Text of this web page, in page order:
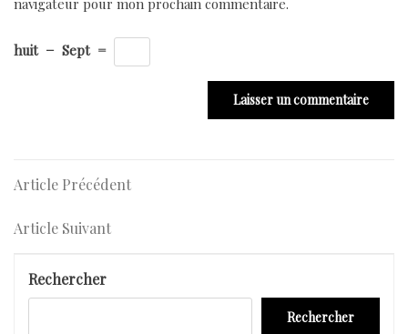
huit − Sept =
Navigation
de
Article
Article Précédent
Article
Article Suivant
Rechercher
Rechercher